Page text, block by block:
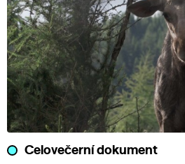
Celovečerní dokument